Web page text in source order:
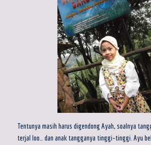
Tentunya masih harus digendong Ayah, soalnya
terjal loo… dan anak tangganya tinggi-tinggi. Ayu